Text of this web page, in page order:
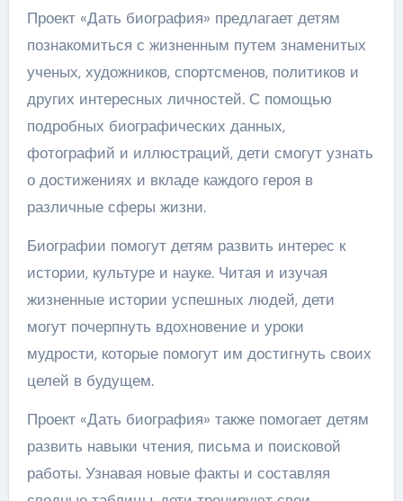
Проект «Дать биография» предлагает детям
познакомиться с жизненным путем знаменитых
ученых, художников, спортсменов, политиков и
других интересных личностей. С помощью
подробных биографических данных,
фотографий и иллюстраций, дети смогут узнать
о достижениях и вкладе каждого героя в
различные сферы жизни.
Биографии помогут детям развить интерес к
истории, культуре и науке. Читая и изучая
жизненные истории успешных людей, дети
могут почерпнуть вдохновение и уроки
мудрости, которые помогут им достигнуть своих
целей в будущем.
Проект «Дать биография» также помогает детям
развить навыки чтения, письма и поисковой
работы. Узнавая новые факты и составляя